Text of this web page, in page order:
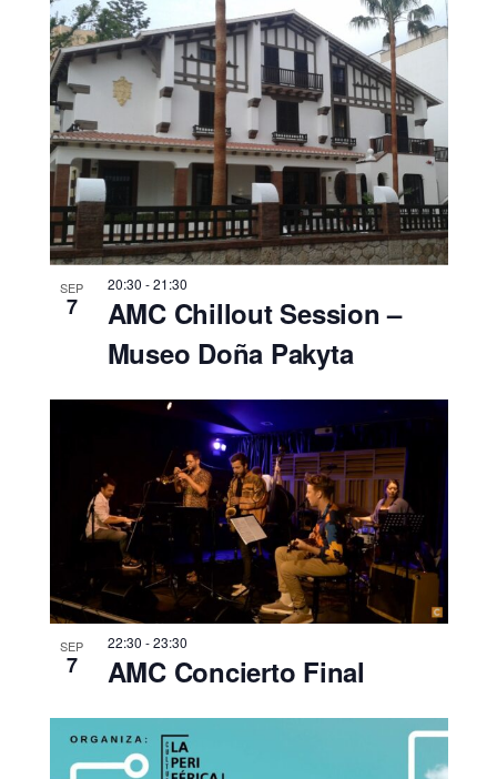
SEP
7
20:30 -21:30
AMC Chillout Session –
Museo Doña Pakyta
SEP
7
22:30 -23:30
AMC Concierto Final